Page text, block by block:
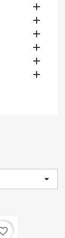






